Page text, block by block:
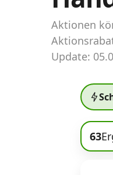
Abos für
Der gute alte
Alle
Aktionen
Update:
63